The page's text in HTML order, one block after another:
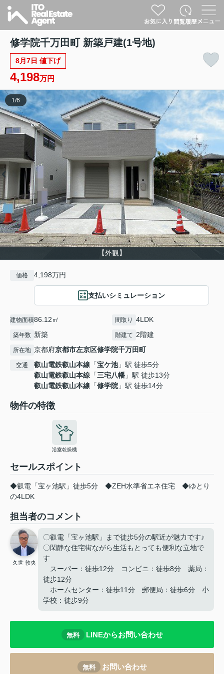
修学院千万田町 新築戸建(1号地)
8月7日 値下げ
4,198万円
【外観】
1 /6
価格 4,198万円
支払いシミュレーション
建物面積86.12㎡ 間取り 4LDK
築年数 新築 階建て 2階建
所在地 京都府京都市左京区修学院千万田町
交通 叡山電鉄叡山本線 「宝ケ池」駅 徒歩5分
叡山電鉄叡山本線 「三宅八幡 」駅 徒歩13分
叡山電鉄叡山本線 「修学院 」駅 徒歩14分
物件の特徴
浴室乾燥機
セールスポイント
◆叡電「宝ヶ池駅」徒歩5分 ◆ZEH水準省エネ住宅 ◆ゆとり
の4LDK
担当者のコメント
久世 敦央
〇叡電「宝ヶ池駅」まで徒歩5分の駅近が魅力です♪
〇閑静な住宅街ながら生活もとっても便利な立地で
す
スーパー：徒歩12分 コンビニ：徒歩8分 薬局：
徒歩12分
ホームセンター：徒歩11分 郵便局：徒歩6分 小
学校：徒歩9分
無料 LINEからお問い合わせ
無料 お問い合わせ